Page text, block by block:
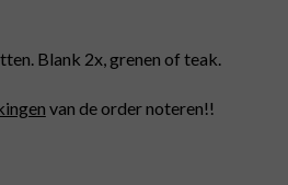
Blank 2x, grenen of teak.
van de order noteren!!